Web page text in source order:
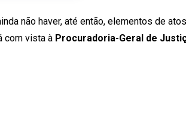
não haver, até então, elementos de
com vista à Procuradoria-Geral de